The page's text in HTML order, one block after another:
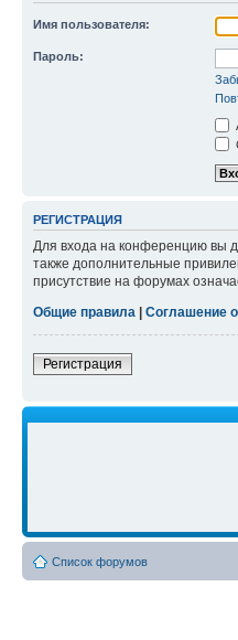
Имя пользователя:
Пароль:
РЕГИСТРАЦИЯ
Для входа на конференцию вы
также дополнительные
присутствие на форумах
Общие правила | Соглашение
Регистрация
Список форумов